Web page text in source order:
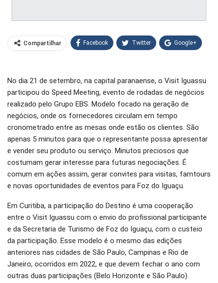
Compartilhar Facebook Twitter Google+
O email
No dia 21 de setembro, na capital paranaense, o Visit Iguassu
participou do Speed Meeting, evento de rodadas de negócios
realizado pelo Grupo EBS. Modelo focado na geração de
negócios, onde os fornecedores circulam em tempo
cronometrado entre as mesas onde estão os clientes. São
apenas 5 minutos para que o representante possa apresentar
e vender seu produto ou serviço. Minutos preciosos que
costumam gerar interesse para futuras negociações. É
comum em ações assim, gerar convites para visitas, famtours
e novas oportunidades de eventos para Foz do Iguaçu.
Em Curitiba, a participação do Destino é uma cooperação
entre o Visit Iguassu com o envio do profissional participante
e da Secretaria de Turismo de Foz do Iguaçu, com o custeio
da participação. Esse modelo é o mesmo das edições
anteriores nas cidades de São Paulo, Campinas e Rio de
Janeiro, ocorridos em 2022, e que devem fechar o ano com
outras duas participações (Belo Horizonte e São Paulo).